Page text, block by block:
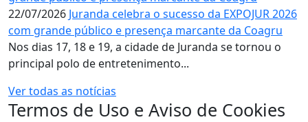
22/07/2026 Juranda celebra o sucesso da EXPOJUR 2026
com grande público e presença marcante da Coagru
Nos dias 17, 18 e 19, a cidade de Juranda se tornou o
principal polo de entretenimento...
Ver todas as notícias
Termos de Uso e Aviso de Cookies